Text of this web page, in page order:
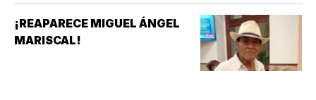
¡REAPARECE MIGUEL ÁNGEL
MARISCAL!